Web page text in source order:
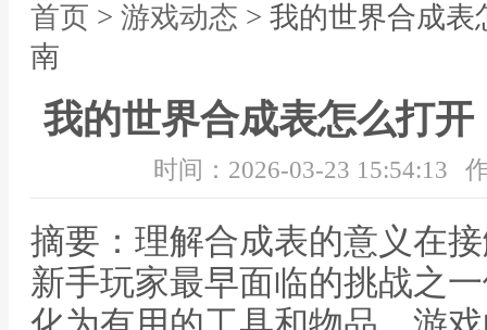
首页 > 游戏动态 > 我的世界合成
南
我的世界合成表怎么打
时间：2026-03-23 15:54:13
摘要：理解合成表的意义在
新手玩家最早面临的挑战之